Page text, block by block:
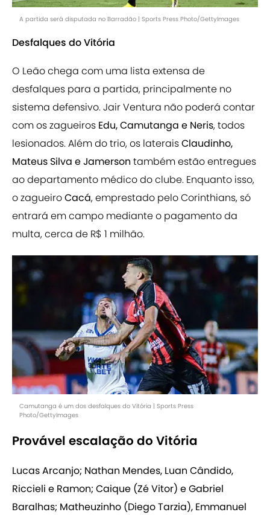
A partida será disputada no Barradão | Sports Press Photo/GettyImages
Desfalques do Vitória
O Leão chega com uma lista extensa de
desfalques para a partida, principalmente no
sistema defensivo. Jair Ventura não poderá contar
com os zagueiros Edu, Camutanga e Neris, todos
lesionados. Além do trio, os lateraisClaudinho,
Mateus Silva e Jamerson também estão entregues
ao departamento médico do clube. Enquanto isso,
o zagueiroCacá, emprestado pelo Corinthians, só
entrará em campo mediante o pagamento da
multa, cerca de R$ 1 milhão.
Camutanga é um dos desfalques do Vitória | Sports Press
Photo/GettyImages
Provável escalação do Vitória
Lucas Arcanjo; Nathan Mendes, Luan Cândido,
Riccieli e Ramon; Caique (Zé Vitor) e Gabriel
Baralhas; Matheuzinho (Diego Tarzia), Emmanuel